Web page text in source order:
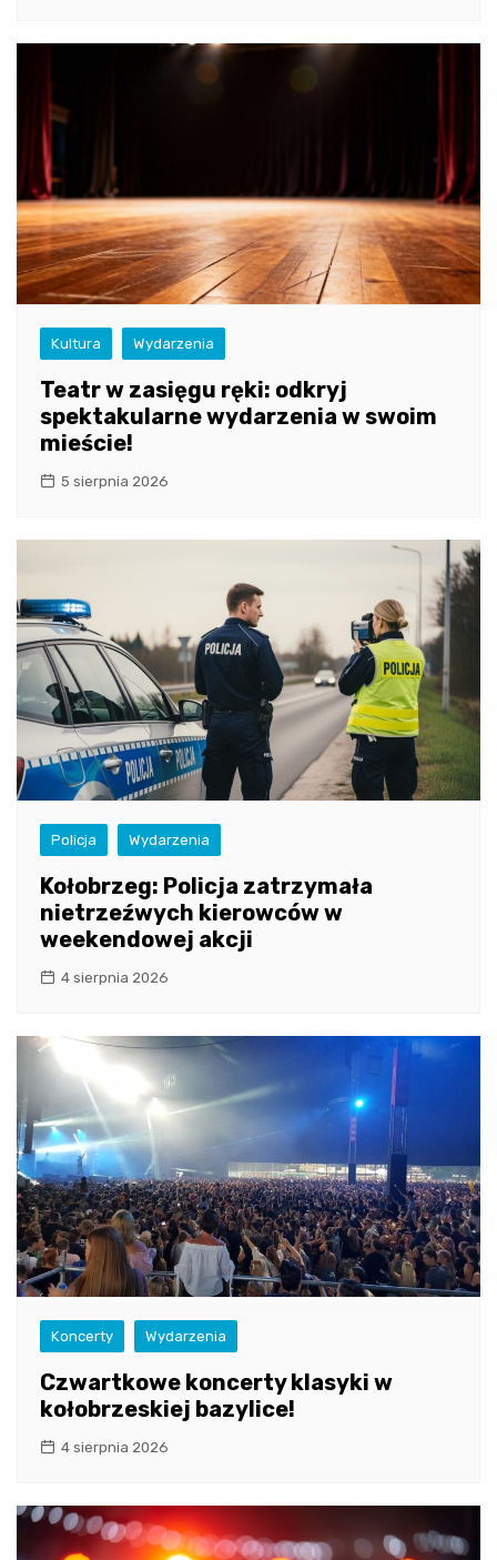
Kultura Wydarzenia
Teatr w zasięgu ręki: odkryj
spektakularne wydarzenia w swoim
mieście!
5 sierpnia 2026
Policja Wydarzenia
Kołobrzeg: Policja zatrzymała
nietrzeźwych kierowców w
weekendowej akcji
4 sierpnia 2026
Koncerty Wydarzenia
Czwartkowe koncerty klasyki w
kołobrzeskiej bazylice!
4 sierpnia 2026